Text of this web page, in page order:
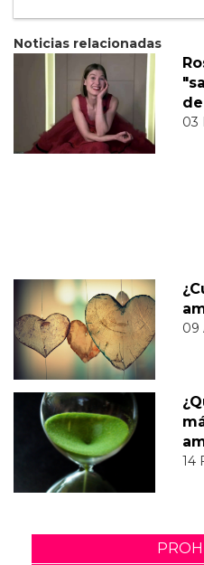
Noticias relacionadas
03
09
14